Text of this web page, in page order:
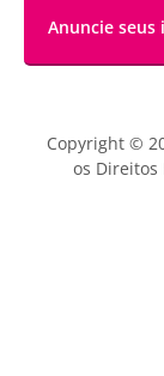
Anuncie seus
Copyright ©
os Direitos